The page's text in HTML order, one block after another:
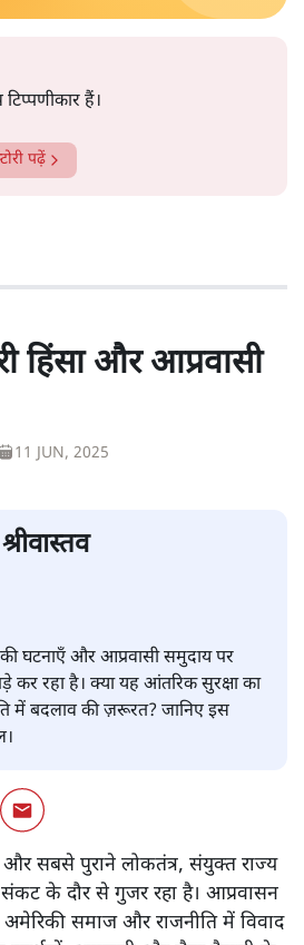
टिप्पणीकार हैं।
पढ़ें
हिंसा और आप्रवासी
11 JUN, 2025
की घटनाएँ और आप्रवासी समुदाय पर